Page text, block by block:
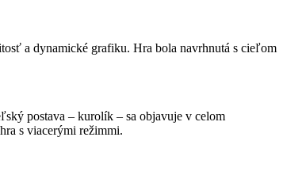
a dynamické grafiku. Hra bola navrhnutá s cieľom
postava – kurolík – sa objavuje v celom
s viacerými režimmi.